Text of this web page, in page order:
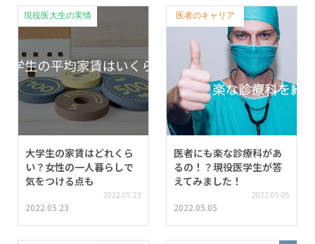
現役医大生の実情
大学生の家賃はどれくら
い？女性の一人暮らしで
気をつける点も
2022.05.23
2022.05.23
医者のキャリア
医者にも楽な診療科があ
るの！？現役医学生が答
えてみました！
2022.05.05
2022.05.05